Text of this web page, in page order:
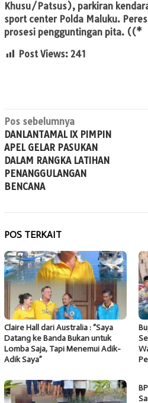
Khusu/Patsus), parkiran
sport center Polda Maluku.
prosesi pengguntingan pita. ((*
Post Views: 241
Navigasi
pos
Pos sebelumnya
DANLANTAMAL IX PIMPIN
APEL GELAR PASUKAN
DALAM RANGKA LATIHAN
PENANGGULANGAN
BENCANA
POS TERKAIT
Claire Hall dari Australia : “Saya
Datang ke Banda Bukan untuk
Lomba Saja, Tapi Menemui Adik-
Adik Saya”